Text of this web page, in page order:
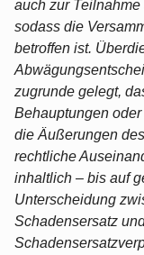
auch zur
sodass die
betroffen ist.
zugrunde gelegt,
Behauptungen
die Äußerungen
rechtliche
inhaltlich – bis auf
Unterscheidung
Schadensersatz